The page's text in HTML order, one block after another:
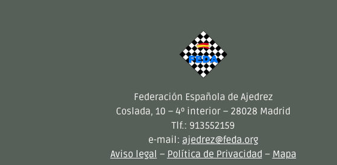
Federación Española de Ajedrez
Coslada, 10 – 4º interior – 28028 Madrid
Tlf.: 913552159
e-mail: ajedrez@feda.org
Aviso legal – Política de Privacidad – Mapa